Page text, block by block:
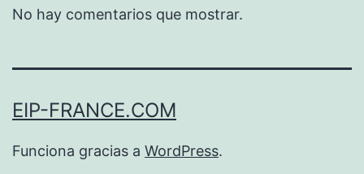
No hay comentarios que mostrar.
EIP-FRANCE.COM
Funciona gracias a WordPress.